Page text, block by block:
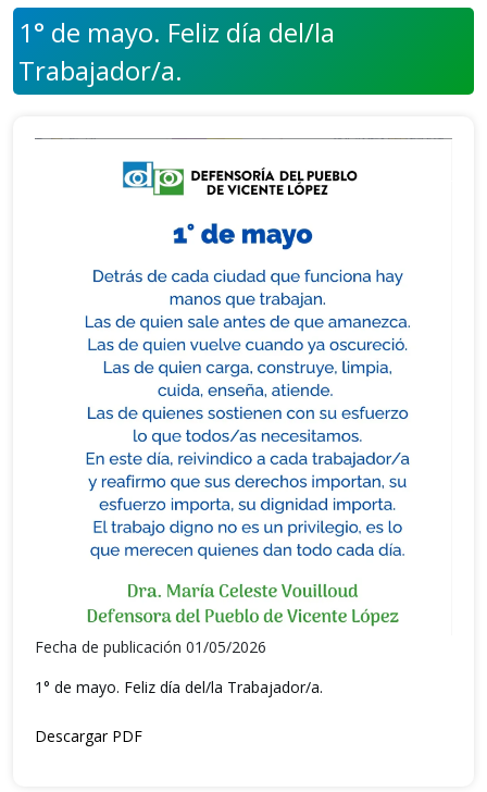
1° de mayo. Feliz día del/la
Trabajador/a.
Fecha de publicación 01/05/2026
1° de mayo. Feliz día del/la Trabajador/a.
Descargar PDF